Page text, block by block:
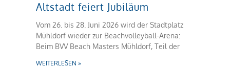
Altstadt feiert Jubiläum
Vom 26. bis 28. Juni 2026 wird der Stadtplatz
Mühldorf wieder zur Beachvolleyball-Arena:
Beim BVV Beach Masters Mühldorf, Teil der
WEITERLESEN »